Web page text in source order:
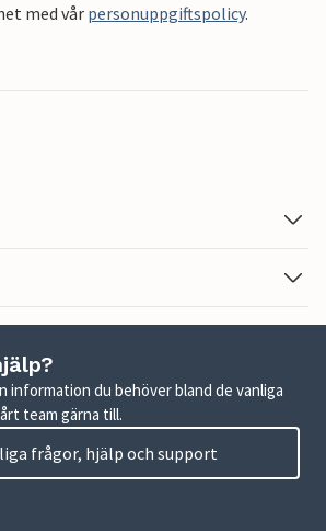
med vårpersonuppgiftspolicy.
information du behöver bland de vanliga
team gärna till.
frågor, hjälp och support